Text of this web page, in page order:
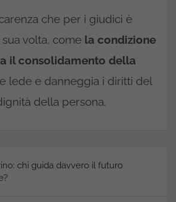
che per i giudici è
volta, come la condizione
il consolidamento della
lede e danneggia i diritti del
della persona.
chi guida davvero il futuro